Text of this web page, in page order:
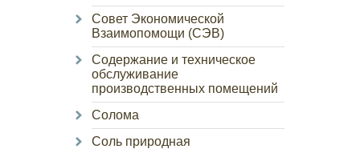
Совет Экономической
Взаимопомощи (СЭВ)
Содержание и техническое
обслуживание
производственных помещений
Солома
Соль природная